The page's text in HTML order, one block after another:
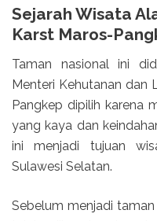
Sejarah Wisata
Karst Maros-
Taman nasional ini
Menteri Kehutanan dan
Pangkep dipilih karena
yang kaya dan
ini menjadi tujuan
Sulawesi Selatan.
Sebelum menjadi